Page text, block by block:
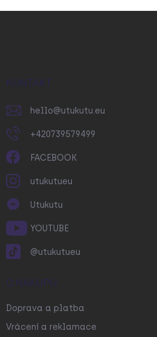
KONTAKT
hello@utukutu.eu
+420739579499
FACEBOOK
utukutueu
Utukutu
YOUTUBE
@utukutueu
O NÁKUPU
Doprava a platba
Vrácení a reklamace